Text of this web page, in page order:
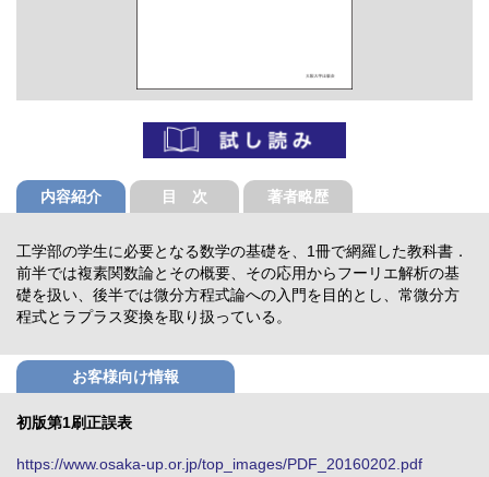
内容紹介 目 次 著者略歴
工学部の学生に必要となる数学の基礎を、1冊で網羅した教科書．
前半では複素関数論とその概要、その応用からフーリエ解析の基
礎を扱い、後半では微分方程式論への入門を目的とし、常微分方
程式とラプラス変換を取り扱っている。
お客様向け情報
初版第1刷正誤表
https://www.osaka-up.or.jp/top_images/PDF_20160202.pdf